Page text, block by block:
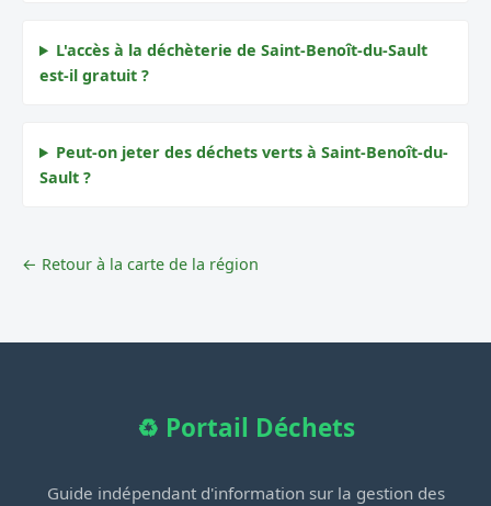
L'accès à la déchèterie de Saint-Benoît-du-Sault
est-il gratuit ?
Peut-on jeter des déchets verts à Saint-Benoît-du-
Sault ?
← Retour à la carte de la région
♻️ Portail Déchets
Guide indépendant d'information sur la gestion des